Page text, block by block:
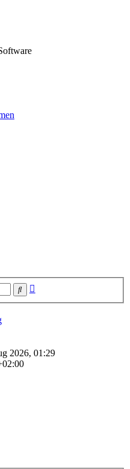
Suche
2026, 01:29